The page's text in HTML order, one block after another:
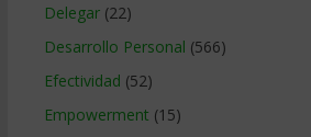
Delegar(22)
Desarrollo Personal (566)
Efectividad (52)
Empowerment (15)